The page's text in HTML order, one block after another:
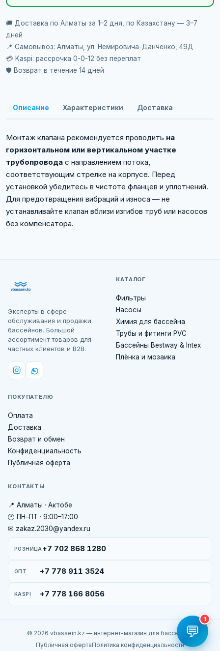
🚚 Доставка по Алматы за 1–2 дня, по Казахстану — 3–7
дней
📍 Самовывоз: Алматы, ул. Немировича-Данченко, 49Д
💳 Kaspi: рассрочка 0-0-12 без переплат
🛡️ Возврат в течение 14 дней
Описание Характеристики Доставка
Монтаж клапана рекомендуется проводить на
горизонтальном или вертикальном участке
трубопровода с направлением потока,
соответствующим стрелке на корпусе. Перед
установкой убедитесь в чистоте фланцев и уплотнений.
Для предотвращения вибраций и износа — не
устанавливайте клапан вблизи изгибов труб или насосов
без компенсатора.
Эксперты в сфере
обслуживания и продажи
бассейнов. Большой
ассортимент товаров для
частных клиентов и B2B.
КАТАЛОГ
Фильтры
Насосы
Химия для бассейна
Трубы и фитинги PVC
Бассейны Bestway & Intex
Плёнка и мозаика
ПОКУПАТЕЛЮ
Оплата
Доставка
Возврат и обмен
Конфиденциальность
Публичная оферта
КОНТАКТЫ
📍 Алматы · Актобе
🕐 ПН–ПТ · 9:00–17:00
✉ zakaz.2030@yandex.ru
РОЗНИЦА +7 702 868 1280
ОПТ +7 778 911 3524
KASPI +7 778 166 8056
© 2026 vbassein.kz — интернет-магазин для бассейнов
Публичная офертаПолитика конфиденциальности
💬
1